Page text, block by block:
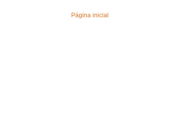
Página inicial